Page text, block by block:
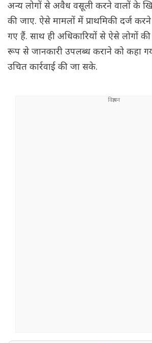
अन्य लोगों से अवैध वसूली करने वालों के
की जाए. ऐसे मामलों में प्राथमिकी दर्ज
गए हैं. साथ ही अधिकारियों से ऐसे लोगों
रूप से जानकारी उपलब्ध कराने को कहा
उचित कार्रवाई की जा सके.